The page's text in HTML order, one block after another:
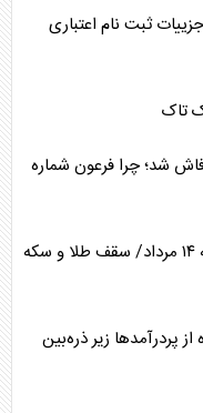
ثبت نام اعتباری
تاک
شد؛ چرا فرعون شماره
آخرین قیمت طلا و سکه امروز چهارشنبه ۱۴ مرداد/ سقف طلا و سکه
پردرآمد‌ها زیر ذره‌بین